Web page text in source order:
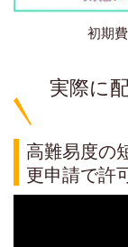
初期
実際に
高難易度の
更申請で許